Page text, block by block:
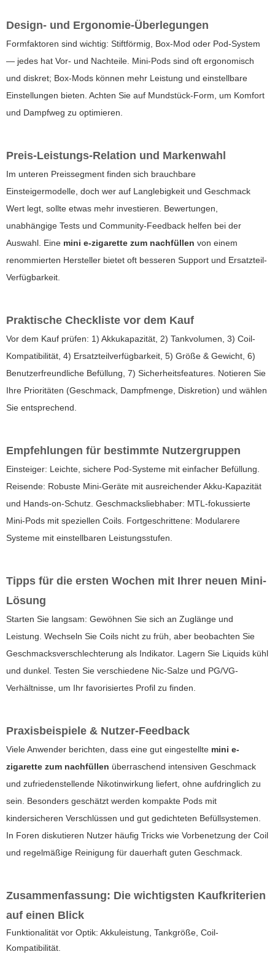
Design- und Ergonomie-Überlegungen
Formfaktoren sind wichtig: Stiftförmig, Box-Mod oder Pod-System
— jedes hat Vor- und Nachteile. Mini-Pods sind oft ergonomisch
und diskret; Box-Mods können mehr Leistung und einstellbare
Einstellungen bieten. Achten Sie auf Mundstück-Form, um Komfort
und Dampfweg zu optimieren.
Preis-Leistungs-Relation und Markenwahl
Im unteren Preissegment finden sich brauchbare
Einsteigermodelle, doch wer auf Langlebigkeit und Geschmack
Wert legt, sollte etwas mehr investieren. Bewertungen,
unabhängige Tests und Community-Feedback helfen bei der
Auswahl. Eine mini e-zigarette zum nachfüllen von einem
renommierten Hersteller bietet oft besseren Support und Ersatzteil-
Verfügbarkeit.
Praktische Checkliste vor dem Kauf
Vor dem Kauf prüfen: 1) Akkukapazität, 2) Tankvolumen, 3) Coil-
Kompatibilität, 4) Ersatzteilverfügbarkeit, 5) Größe & Gewicht, 6)
Benutzerfreundliche Befüllung, 7) Sicherheitsfeatures. Notieren Sie
Ihre Prioritäten (Geschmack, Dampfmenge, Diskretion) und wählen
Sie entsprechend.
Empfehlungen für bestimmte Nutzergruppen
Einsteiger: Leichte, sichere Pod-Systeme mit einfacher Befüllung.
Reisende: Robuste Mini-Geräte mit ausreichender Akku-Kapazität
und Hands-on-Schutz. Geschmacksliebhaber: MTL-fokussierte
Mini-Pods mit speziellen Coils. Fortgeschrittene: Modularere
Systeme mit einstellbaren Leistungsstufen.
Tipps für die ersten Wochen mit Ihrer neuen Mini-
Lösung
Starten Sie langsam: Gewöhnen Sie sich an Zuglänge und
Leistung. Wechseln Sie Coils nicht zu früh, aber beobachten Sie
Geschmacksverschlechterung als Indikator. Lagern Sie Liquids kühl
und dunkel. Testen Sie verschiedene Nic-Salze und PG/VG-
Verhältnisse, um Ihr favorisiertes Profil zu finden.
Praxisbeispiele & Nutzer-Feedback
Viele Anwender berichten, dass eine gut eingestellte mini e-
zigarette zum nachfüllen überraschend intensiven Geschmack
und zufriedenstellende Nikotinwirkung liefert, ohne aufdringlich zu
sein. Besonders geschätzt werden kompakte Pods mit
kindersicheren Verschlüssen und gut gedichteten Befüllsystemen.
In Foren diskutieren Nutzer häufig Tricks wie Vorbenetzung der Coil
und regelmäßige Reinigung für dauerhaft guten Geschmack.
Zusammenfassung: Die wichtigsten Kaufkriterien
auf einen Blick
Funktionalität vor Optik: Akkuleistung, Tankgröße, Coil-
Kompatibilität.